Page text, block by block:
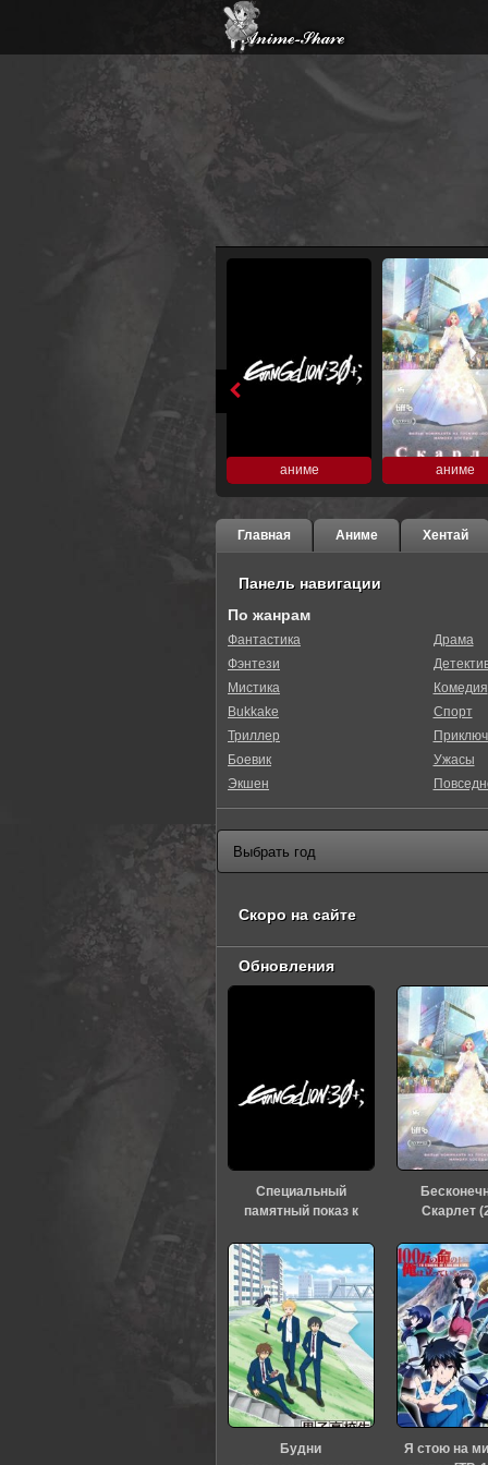
аниме аниме
Главная Аниме Хентай
Панель навигации
По жанрам
Фантастика
Фэнтези
Мистика
Bukkake
Триллер
Боевик
Экшен
Драма
Комедия
Спорт
Ужасы
Скоро на сайте
Обновления
Специальный
памятный показ к
«Евангелиона» (2026)
Скарлет
Будни
Я стою на